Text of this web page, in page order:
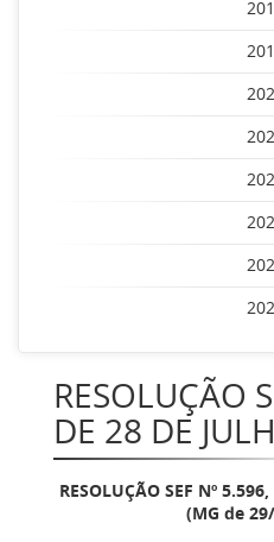
RESOLUÇÃO
DE 28 DE
RESOLUÇÃO SEF Nº
(MG de